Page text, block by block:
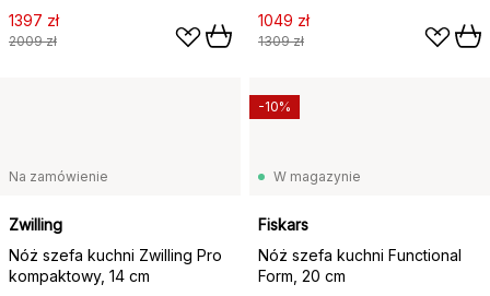
cm
1397 zł
2009 zł
kuchni, 18 cm
1049 zł
1309 zł
Na zamówienie
Zwilling
Nóż szefa kuchni Zwilling Pro
kompaktowy, 14 cm
W magazynie
Fiskars
Nóż szefa kuchni Functional
Form, 20 cm
-10%